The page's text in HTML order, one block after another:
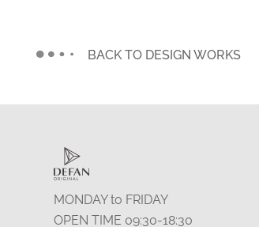
BACK TO DESIGN WORKS
MONDAY to FRIDAY
OPEN TIME 09:30-18:30